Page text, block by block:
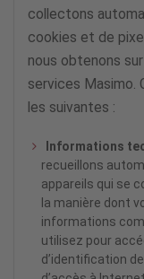
collectons
cookies et de
nous obtenons
services Masimo.
les suivantes :
Informations
recueillons
appareils qui se
la manière dont
informations
utilisez pour
d’identification